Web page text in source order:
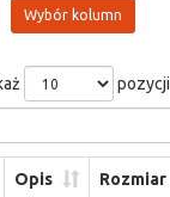
Wybór kolumn
pozycji
Opis Rozmiar